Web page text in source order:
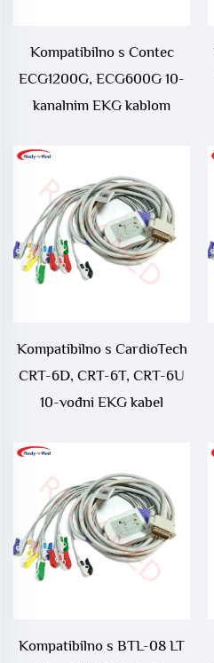
Kompatibilno s Contec
ECG1200G, ECG600G 10-
kanalnim EKG kablom
Kompatibilno s CardioTech
CRT-6D, CRT-6T, CRT-6U
10-vođni EKG kabel
Kompatibilno s BTL-08 LT